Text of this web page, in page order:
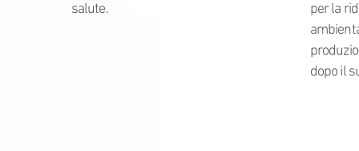
salute.
per la
dopo il